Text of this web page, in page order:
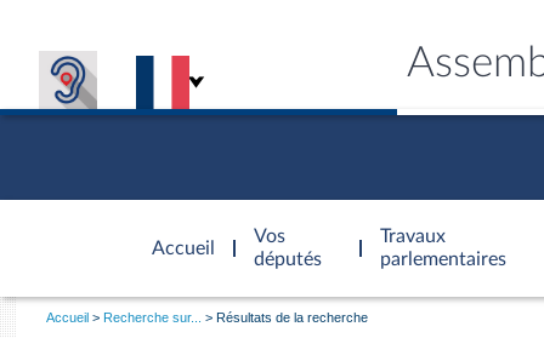
Accueil
d'accueil
Vos
députés
Travaux
parlementaires
Vous
Accueil Recherche sur... Résultats de la recherche